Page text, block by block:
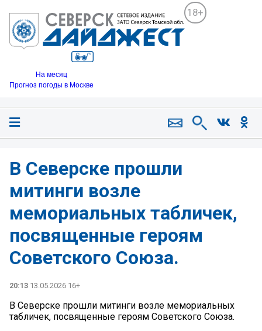
18+
На месяц
Прогноз погоды в Москве
В Северске прошли
митинги возле
мемориальных табличек,
посвященные героям
Советского Союза.
20:13 13.05.2026 16+
В Северске прошли митинги возле мемориальных
табличек, посвященные героям Советского Союза.